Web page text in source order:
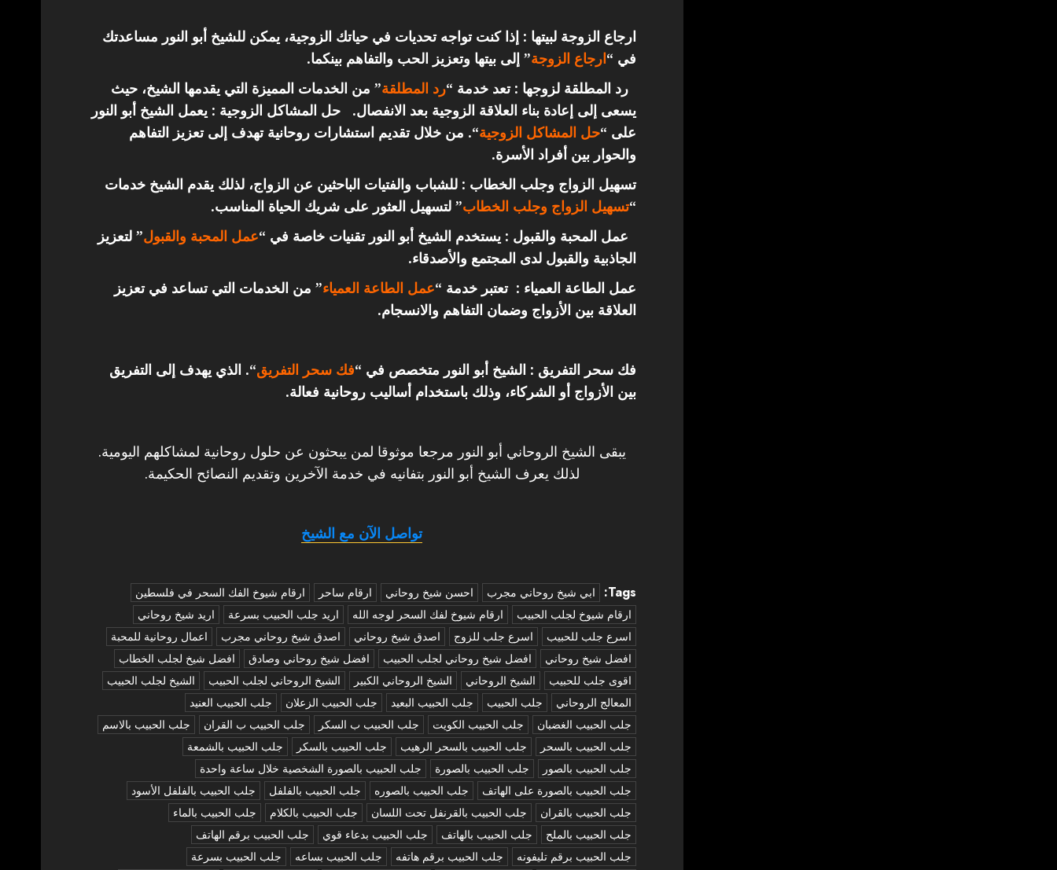
ارجاع الزوجة لبيتها : إذا كنت تواجه تحديات في حياتك الزوجية، يمكن للشيخ أبو النور مساعدتك
في “ارجاع الزوجة” إلى بيتها وتعزيز الحب والتفاهم بينكما.
رد المطلقة لزوجها : تعد خدمة “رد المطلقة” من الخدمات المميزة التي يقدمها الشيخ، حيث
يسعى إلى إعادة بناء العلاقة الزوجية بعد الانفصال.
حل المشاكل الزوجية : يعمل الشيخ أبو النور
على “حل المشاكل الزوجية“. من خلال تقديم استشارات روحانية تهدف إلى تعزيز التفاهم
والحوار بين أفراد الأسرة.
تسهيل الزواج وجلب الخطاب : للشباب والفتيات الباحثين عن الزواج، لذلك يقدم الشيخ خدمات
“تسهيل الزواج وجلب الخطاب” لتسهيل العثور على شريك الحياة المناسب.
عمل المحبة والقبول : يستخدم الشيخ أبو النور تقنيات خاصة في “عمل المحبة والقبول” لتعزيز
الجاذبية والقبول لدى المجتمع والأصدقاء.
عمل الطاعة العمياء : تعتبر خدمة “عمل الطاعة العمياء” من الخدمات التي تساعد في تعزيز
العلاقة بين الأزواج وضمان التفاهم والانسجام.
فك سحر التفريق : الشيخ أبو النور متخصص في “فك سحر التفريق“. الذي يهدف إلى التفريق
بين الأزواج أو الشركاء، وذلك باستخدام أساليب روحانية فعالة.
يبقى الشيخ الروحاني أبو النور مرجعا موثوقا لمن يبحثون عن حلول روحانية لمشاكلهم اليومية.
لذلك يعرف الشيخ أبو النور بتفانيه في خدمة الآخرين وتقديم النصائح الحكيمة.
تواصل الآن مع الشيخ
Tags: ‏ابي شيخ روحاني مجرب احسن شيخ روحاني ارقام ساحر
ارقام شيوخ الفك السحر في فلسطين
ارقام شيوخ لجلب الحبيب
ارقام شيوخ لفك السحر لوجه الله اريد جلب الحبيب بسرعة
اريد شيخ روحاني
اسرع جلب للحبيب
اسرع جلب للزوج اصدق شيخ روحاني اصدق شيخ روحاني مجرب
اعمال روحانية للمحبة
افضل شيخ روحاني
افضل شيخ روحاني لجلب الحبيب افضل شيخ روحاني وصادق
افضل شيخ لجلب الخطاب
اقوى جلب للحبيب
الشيخ الروحاني الشيخ الروحاني الكبير الشيخ الروحاني لجلب الحبيب
الشيخ لجلب الحبيب
المعالج الروحاني
جلب الحبيب جلب الحبيب البعيد جلب الحبيب الزعلان
جلب الحبيب العنيد
جلب الحبيب الغضبان
جلب الحبيب الكويت جلب الحبيب ب السكر جلب الحبيب ب القران
جلب الحبيب بالاسم
جلب الحبيب بالسحر
جلب الحبيب بالسحر الرهيب جلب الحبيب بالسكر
جلب الحبيب بالشمعة
جلب الحبيب بالصور
جلب الحبيب بالصورة
جلب الحبيب بالصورة الشخصية خلال ساعة واحدة
جلب الحبيب بالصورة على الهاتف
جلب الحبيب بالصوره جلب الحبيب بالفلفل
جلب الحبيب بالفلفل الأسود
جلب الحبيب بالقران
جلب الحبيب بالقرنفل تحت اللسان جلب الحبيب بالكلام
جلب الحبيب بالماء
جلب الحبيب بالملح
جلب الحبيب بالهاتف جلب الحبيب بدعاء قوي
جلب الحبيب برقم الهاتف
جلب الحبيب برقم تليفونه
جلب الحبيب برقم هاتفه جلب الحبيب بساعه جلب الحبيب بسرعة